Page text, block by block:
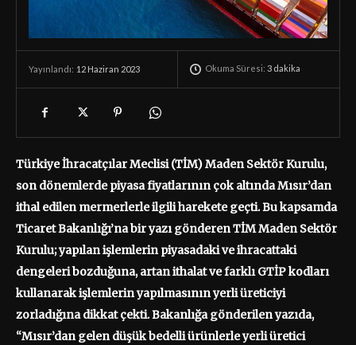
Yayınlandı: 12 Haziran 2023 Okuma Süresi: 3 dakika
Türkiye İhracatçılar Meclisi (TİM) Maden Sektör Kurulu,
son dönemlerde piyasa fiyatlarının çok altında Mısır’dan
ithal edilen mermerlerle ilgili harekete geçti. Bu kapsamda
Ticaret Bakanlığı’na bir yazı gönderen TİM Maden Sektör
Kurulu; yapılan işlemlerin piyasadaki ve ihracattaki
dengeleri bozduğuna, artan ithalat ve farklı GTİP kodları
kullanarak işlemlerin yapılmasının yerli üreticiyi
zorladığına dikkat çekti. Bakanlığa gönderilen yazıda,
“Mısır’dan gelen düşük bedelli ürünlerle yerli üretici